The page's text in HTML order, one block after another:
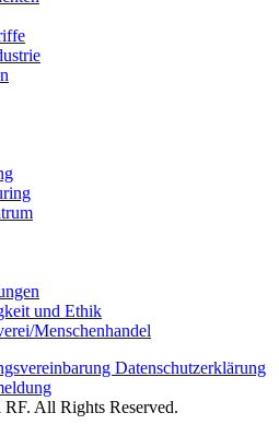
und Ethik
Menschenhandel
Datenschutzerklärung
All Rights Reserved.